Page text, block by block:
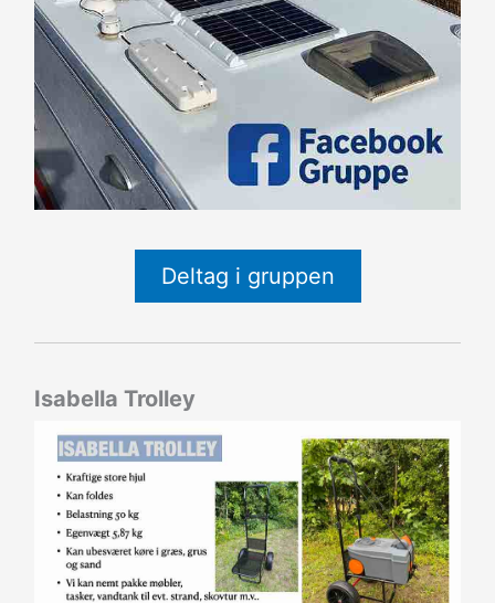
Deltag i gruppen
Isabella Trolley